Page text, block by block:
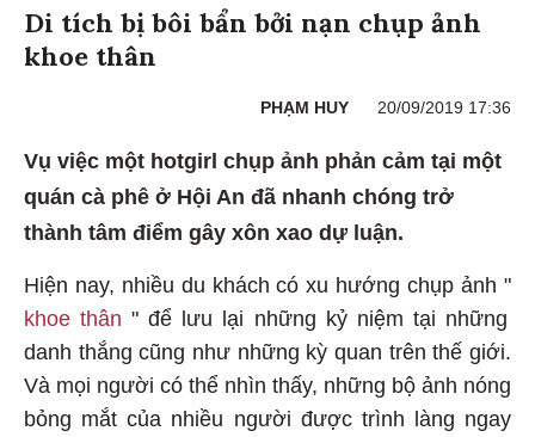
Di tích bị bôi bẩn bởi nạn chụp ảnh
khoe thân
PHẠM HUY 20/09/2019 17:36
Vụ việc một hotgirl chụp ảnh phản cảm tại một
quán cà phê ở Hội An đã nhanh chóng trở
thành tâm điểm gây xôn xao dự luận.
Hiện nay, nhiều du khách có xu hướng chụp ảnh "
khoe thân" để lưu lại những kỷ niệm tại những
danh thắng cũng như những kỳ quan trên thế giới.
Và mọi người có thể nhìn thấy, những bộ ảnh nóng
bỏng mắt của nhiều người được trình làng ngay